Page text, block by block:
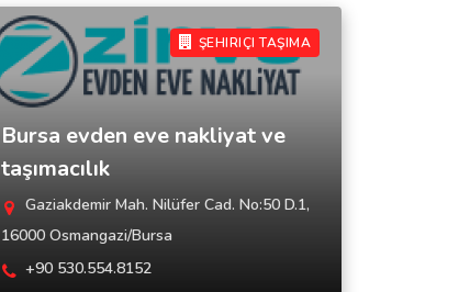
ŞEHIRIÇI TAŞIMA
Bursa evden eve nakliyat ve
taşımacılık
Gaziakdemir Mah. Nilüfer Cad. No:50 D.1,
16000 Osmangazi/Bursa
+90 530.554.8152